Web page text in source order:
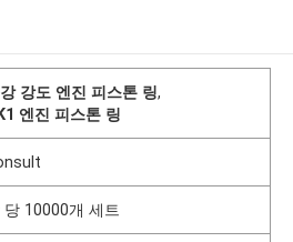
강도 엔진 피스톤 링,
엔진 피스톤 링
당 10000개 세트